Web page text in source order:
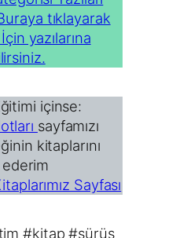
tıklayarak
yazılarına
içinse:
sayfamızı
kitaplarını
Sayfası
#kitap #sürüş